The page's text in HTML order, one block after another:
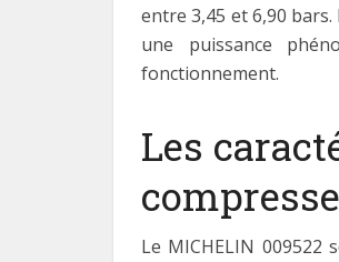
entre 3,45 et 6,90
une puissance
fonctionnement.
Les
Le MICHELIN